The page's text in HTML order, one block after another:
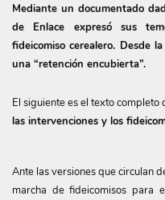
Mediante un documentado
de Enlace expresó sus
fideicomiso cerealero. Desde
una “retención encubierta”.
El siguiente es el texto completo
las intervenciones y los
Ante las versiones que circulan
marcha de fideicomisos para